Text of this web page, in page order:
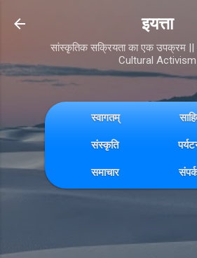
Skip to main
इयत्ता
सांस्कृतिक सक्रियता का एक उपक्रम
Cultural Activism
स्वागतम्
संस्कृति
समाचार